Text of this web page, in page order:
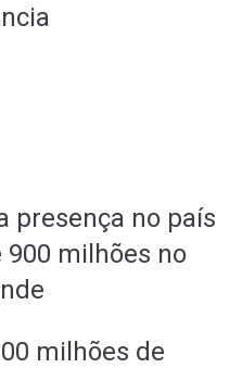
presença no país
milhões no
milhões de